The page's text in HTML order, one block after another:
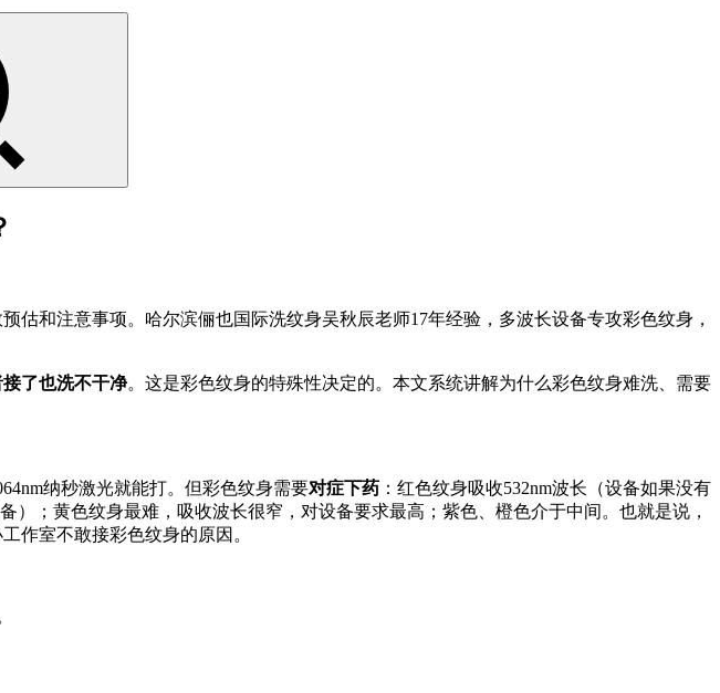
和注意事项。哈尔滨俪也国际洗纹身吴秋辰老师17年经验，多波长设备专攻彩色纹身，
了也洗不干净。这是彩色纹身的特殊性决定的。本文系统讲解为什么彩色纹身难洗、需要
纳秒激光就能打。但彩色纹身需要对症下药 ：红色纹身吸收532nm波长（设备如果没有
；黄色纹身最难，吸收波长很窄，对设备要求最高；紫色、橙色介于中间。也就是说，
作室不敢接彩色纹身的原因。